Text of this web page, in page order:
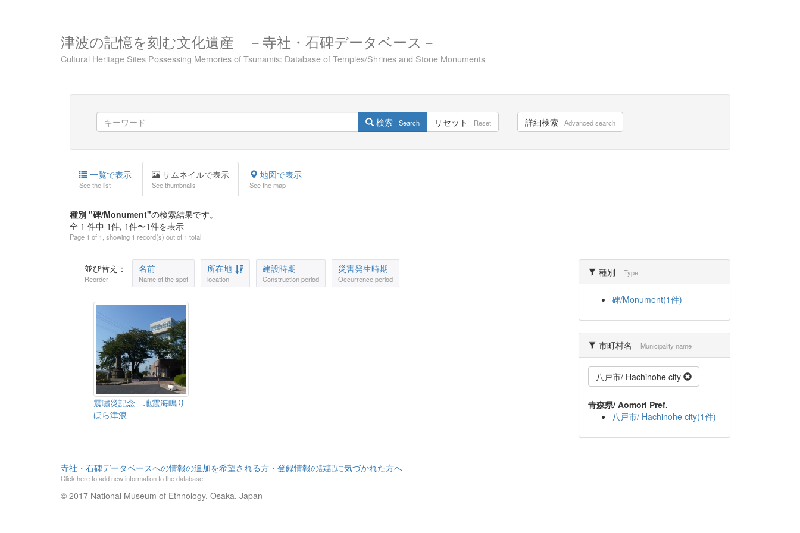
津波の記憶を刻む文化遺産 －寺社・石碑データベース－
Cultural Heritage Sites Possessing Memories of Tsunamis: Database of Temples/Shrines and Stone Monuments
検索 Search リセット Reset 詳細検索 Advanced search
一覧で表示
See the list
サムネイルで表示
See thumbnails
地図で表示
See the map
種別 "碑/Monument"の検索結果です。
全 1 件中 1件, 1件〜1件を表示
Page 1 of 1, showing 1 record(s) out of 1 total
並び替え：
Reorder
名前
Name of the spot
所在地
location
建設時期
Construction period
災害発生時期
Occurrence period
震嘯災記念 地震海鳴り
ほら津浪
種別 Type
碑/Monument(1件)
市町村名 Municipality name
八戸市/ Hachinohe city
青森県/ Aomori Pref.
八戸市/ Hachinohe city(1件)
寺社・石碑データベースへの情報の追加を希望される方・登録情報の誤記に気づかれた方へ
Click here to add new information to the database.
© 2017 National Museum of Ethnology, Osaka, Japan